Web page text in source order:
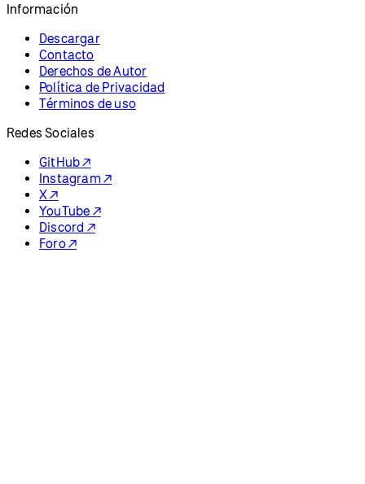
Información
Descargar
Contacto
Derechos de Autor
Política de Privacidad
Términos de uso
Redes Sociales
GitHub ↗
Instagram ↗
X ↗
YouTube ↗
Discord ↗
Foro ↗